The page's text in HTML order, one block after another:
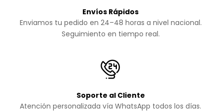
Envíos Rápidos
Enviamos tu pedido en 24–48 horas a nivel nacional.
Seguimiento en tiempo real.
Soporte al Cliente
Atención personalizada vía WhatsApp todos los días.